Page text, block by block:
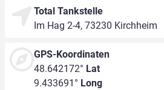
Total Tankstelle
Im Hag 2-4, 73230 Kirchheim
GPS-Koordinaten
48.642172° Lat
9.433691° Long